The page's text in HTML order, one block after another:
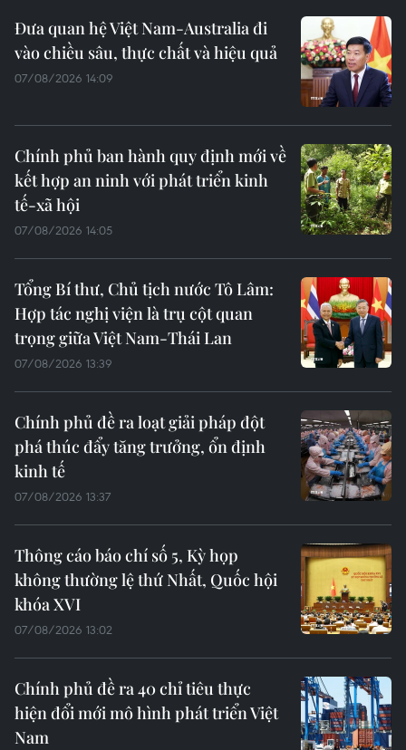
Đưa quan hệ Việt Nam-Australia đi
vào chiều sâu, thực chất và hiệu quả
07/08/2026 14:09
Chính phủ ban hành quy định mới về
kết hợp an ninh với phát triển kinh
tế-xã hội
07/08/2026 14:05
Tổng Bí thư, Chủ tịch nước Tô Lâm:
Hợp tác nghị viện là trụ cột quan
trọng giữa Việt Nam-Thái Lan
07/08/2026 13:39
Chính phủ đề ra loạt giải pháp đột
phá thúc đẩy tăng trưởng, ổn định
kinh tế
07/08/2026 13:37
Thông cáo báo chí số 5, Kỳ họp
không thường lệ thứ Nhất, Quốc hội
khóa XVI
07/08/2026 13:02
Chính phủ đề ra 40 chỉ tiêu thực
hiện đổi mới mô hình phát triển Việt
Nam